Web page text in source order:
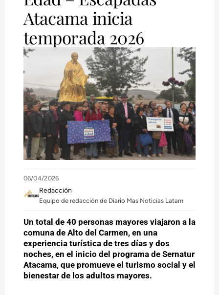
Atacama inicia
temporada 2026
06/04/2026
Redacción
Equipo de redacción de Diario Mas Noticias Latam
Un total de 40 personas mayores viajaron a la
comuna de Alto del Carmen, en una
experiencia turística de tres días y dos
noches, en el inicio del programa de Sernatur
Atacama, que promueve el turismo social y el
bienestar de los adultos mayores.